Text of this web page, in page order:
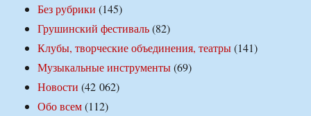
Без рубрики (145)
Грушинский фестиваль(82)
Клубы, творческие объединения, театры(141)
Музыкальные инструменты(69)
Новости (42 062)
Обо всем(112)